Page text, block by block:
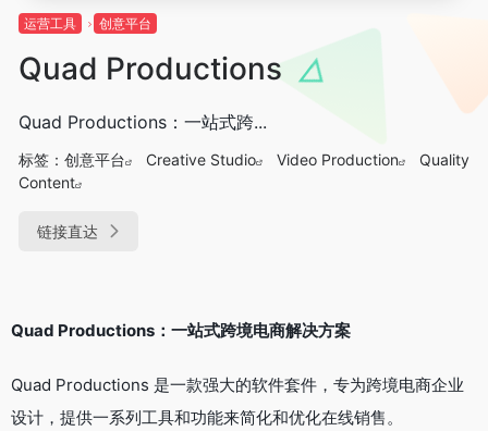
运营工具 创意平台
Quad Productions
Quad Productions：一站式跨...
标签： 创意平台 Creative Studio Video Production
Quality
Content
链接直达
Quad Productions：一站式跨境电商解决方案
Quad Productions 是一款强大的软件套件，专为跨境电商企业
设计，提供一系列工具和功能来简化和优化在线销售。